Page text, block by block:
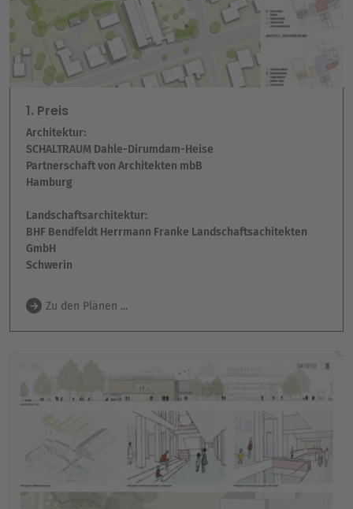
1. Preis
Architektur:
SCHALTRAUM Dahle-Dirumdam-Heise
Partnerschaft von Architekten mbB
Hamburg
Landschaftsarchitektur:
BHF Bendfeldt Herrmann Franke Landschaftsachitekten
GmbH
Schwerin
Zu den Plänen ...